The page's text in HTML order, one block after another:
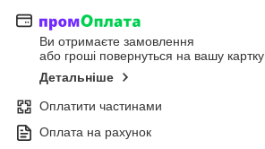
Ви отримаєте замовлення
або гроші повернуться на вашу картку
Детальніше
Оплатити частинами
Оплата на рахунок